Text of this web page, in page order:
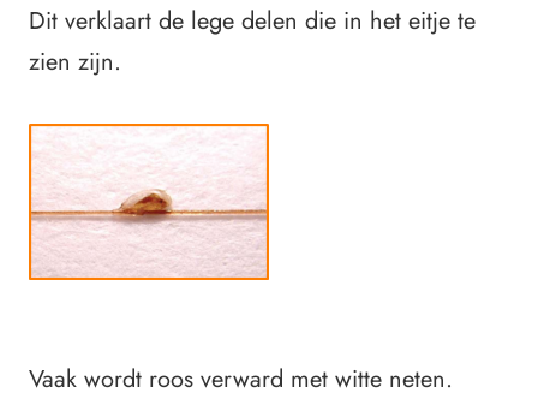
Dit verklaart de lege delen die in het eitje te
zien zijn.
Vaak wordt roos verward met witte neten.